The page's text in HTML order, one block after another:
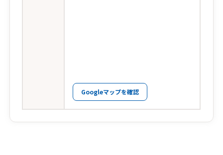
Googleマップを確認